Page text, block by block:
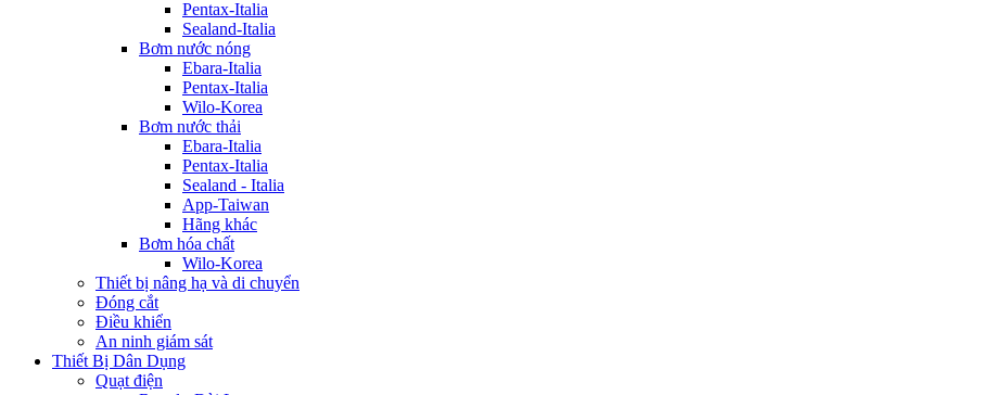
Pentax-Italia
Sealand-Italia
Bơm nước nóng
Ebara-Italia
Pentax-Italia
Wilo-Korea
Bơm nước thải
Ebara-Italia
Pentax-Italia
Sealand - Italia
App-Taiwan
Hãng khác
Bơm hóa chất
Wilo-Korea
Thiết bị nâng hạ và di chuyển
Đóng cắt
Điều khiển
An ninh giám sát
Thiết Bị Dân Dụng
Quạt điện